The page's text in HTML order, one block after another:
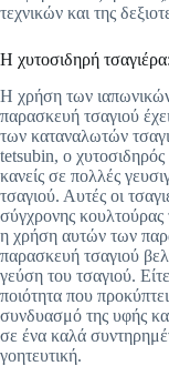
τεχνικών και της
Η χυτοσιδηρή
Η χρήση των
παρασκευή τσαγιού
των καταναλωτών
tetsubin, ο
κανείς σε πολλές
τσαγιού. Αυτές οι
σύγχρονης κουλτούρας
η χρήση αυτών των
παρασκευή τσαγιού
γεύση του τσαγιού.
ποιότητα που
συνδυασμό της υφής
σε ένα καλά
γοητευτική.